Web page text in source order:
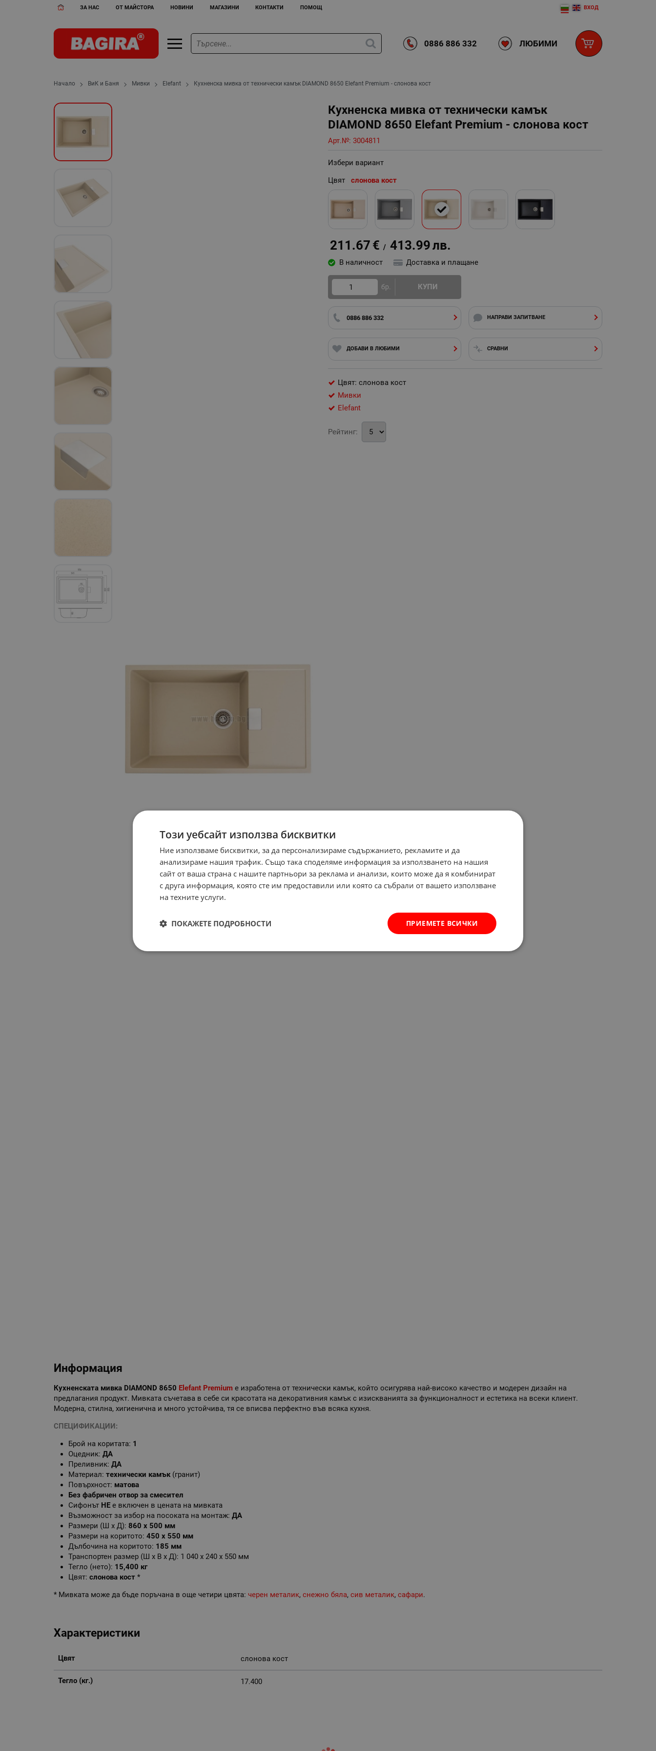
ЗА НАС ОТ МАЙСТОРА НОВИНИ МАГАЗИНИ КОНТАКТИ ПОМОЩ ВХОД
0886 886 332 ЛЮБИМИ
Начало ВиК и Баня Мивки Elefant Кухненска мивка от технически камък DIAMOND 8650 Elefant Premium - слонова кост
Кухненска мивка от технически камък
DIAMOND 8650 Elefant Premium - слонова кост
Арт.№: 3004811
Избери вариант
Цвят
слонова кост
211.67 € / 413.99лв.
В наличност Доставка и плащане
бр. КУПИ
0886 886 332 НАПРАВИ ЗАПИТВАНЕ
ДОБАВИ В ЛЮБИМИ СРАВНИ
Цвят: слонова кост
Мивки
Elefant
Рейтинг:
Информация
Кухненската мивка DIAMOND 8650 Elefant Premium е изработена от технически камък, който осигурява най-високо качество и модерен дизайн на
предлагания продукт. Мивката съчетава в себе си красотата на декоративния камък с изискванията за функционалност и естетика на всеки клиент.
Модерна, стилна, хигиенична и много устойчива, тя се вписва перфектно във всяка кухня.
СПЕЦИФИКАЦИИ:
Брой на коритата: 1
Оцедник:ДА
Преливник:ДА
Материал:технически камък (гранит)
Повърхност: матова
Без фабричен отвор за смесител
Сифонът НЕ е включен в цената на мивката
Възможност за избор на посоката на монтаж:ДА
Размери (Ш х Д):860 х 500 мм
Размери на коритото:450 х 550 мм
Дълбочина на коритото: 185 мм
Транспортен размер (Ш х В х Д): 1 040 х 240 х 550 мм
Тегло (нето): 15,400 кг
Цвят:слонова кост*
* Мивката може да бъде поръчана в още четири цвята:черен металик,снежно бяла,сив металик,сафари.
Характеристики
Цвят слонова кост
Тегло (кг.) 17.400
Този уебсайт използва бисквитки
Ние използваме бисквитки, за да персонализираме съдържанието, рекламите и да
анализираме нашия трафик. Също така споделяме информация за използването на нашия
сайт от ваша страна с нашите партньори за реклама и анализи, които може да я комбинират
с друга информация, която сте им предоставили или която са събрали от вашето използване
на техните услуги.
ПРИЕМЕТЕ ВСИЧКИ
ПОКАЖЕТЕ ПОДРОБНОСТИ